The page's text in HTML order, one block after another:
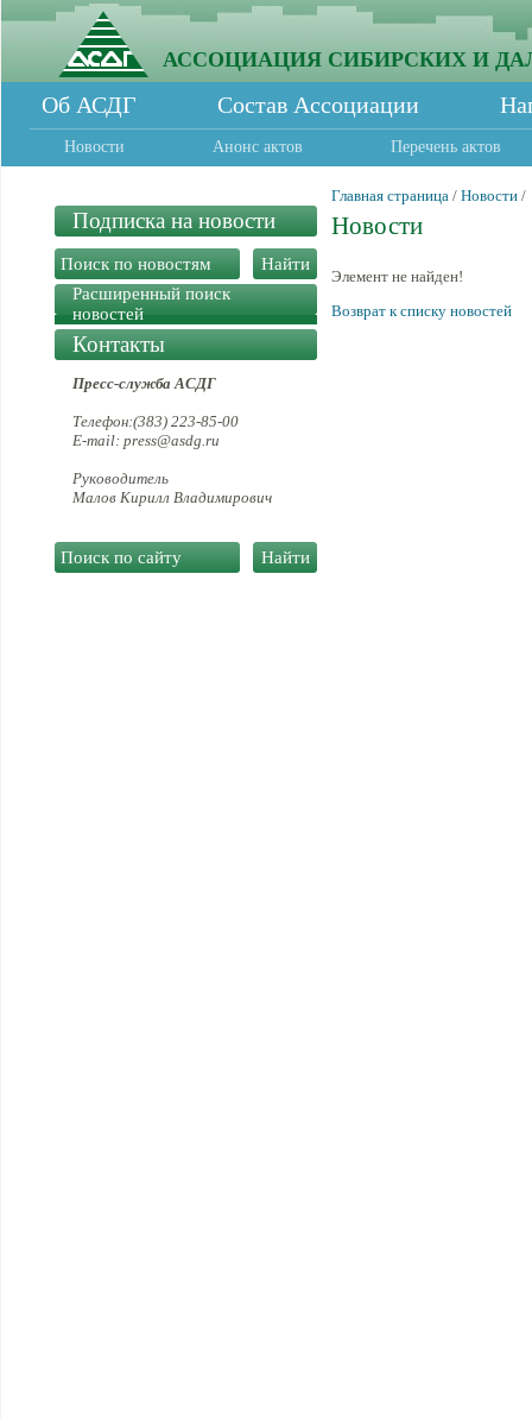
АССОЦИАЦИЯ СИБИРСКИХ И
Об АСДГ Состав Ассоциации
Новости Анонс актов Перечень актов
Подписка на новости
Расширенный поиск
новостей
Контакты
Пресс-служба АСДГ
Телефон:(383) 223-85-00
E-mail: press@asdg.ru
Руководитель
Малов Кирилл Владимирович
Главная страница / Новости /
Новости
Элемент не найден!
Возврат к списку новостей